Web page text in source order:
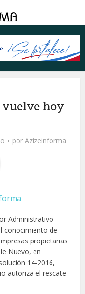
vuelve hoy
por Azizeinforma
Administrativo
conocimiento de
propietarias
Nuevo, en
14-2016,
autoriza el rescate